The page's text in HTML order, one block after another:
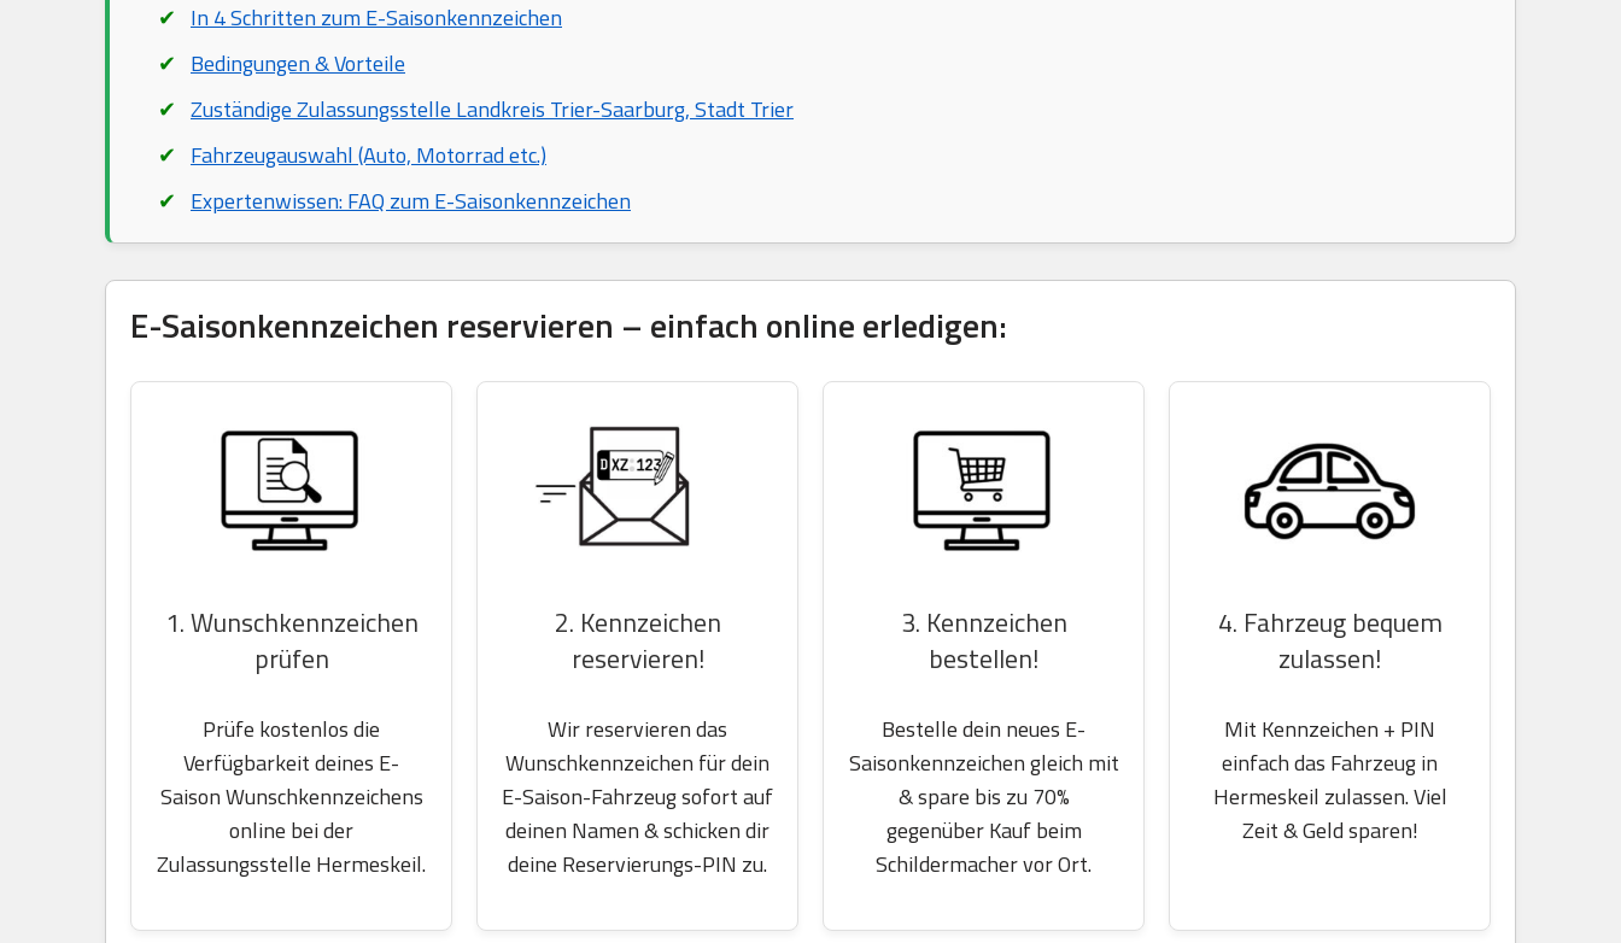
In 4 Schritten zum E-Saisonkennzeichen
Bedingungen & Vorteile
Zuständige Zulassungsstelle Landkreis Trier-Saarburg, Stadt Trier
Fahrzeugauswahl (Auto, Motorrad etc.)
Expertenwissen: FAQ zum E-Saisonkennzeichen
E-Saisonkennzeichen reservieren – einfach online erledigen:
1. Wunschkennzeichen
prüfen
Prüfe kostenlos die
Verfügbarkeit deines E-
Saison Wunschkennzeichens
online bei der
Zulassungsstelle Hermeskeil.
2. Kennzeichen
reservieren!
Wir reservieren das
Wunschkennzeichen für dein
E-Saison-Fahrzeug sofort auf
deinen Namen & schicken dir
deine Reservierungs-PIN zu.
3. Kennzeichen
bestellen!
Bestelle dein neues E-
Saisonkennzeichen gleich mit
& spare bis zu 70%
gegenüber Kauf beim
Schildermacher vor Ort.
4. Fahrzeug bequem
zulassen!
Mit Kennzeichen + PIN
einfach das Fahrzeug in
Hermeskeil zulassen. Viel
Zeit & Geld sparen!